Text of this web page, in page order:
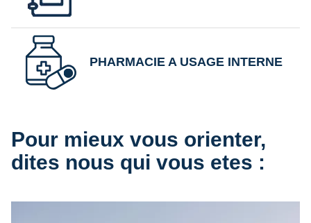
PHARMACIE A USAGE INTERNE
Pour mieux vous orienter,
dites nous qui vous etes :